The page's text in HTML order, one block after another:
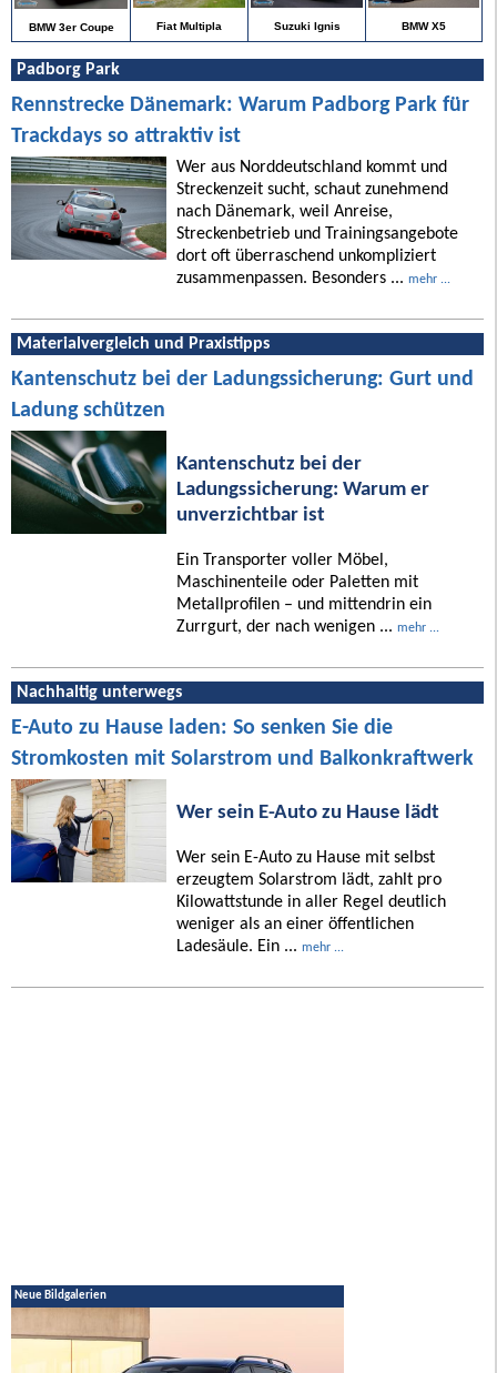
BMW 3er Coupe Fiat Multipla Suzuki Ignis BMW X5
Padborg Park
Rennstrecke Dänemark: Warum Padborg Park für
Trackdays so attraktiv ist
Wer aus Norddeutschland kommt und
Streckenzeit sucht, schaut zunehmend
nach Dänemark, weil Anreise,
Streckenbetrieb und Trainingsangebote
dort oft überraschend unkompliziert
zusammenpassen. Besonders ... mehr ...
Materialvergleich und Praxistipps
Kantenschutz bei der Ladungssicherung: Gurt und
Ladung schützen
Kantenschutz bei der
Ladungssicherung: Warum er
unverzichtbar ist
Ein Transporter voller Möbel,
Maschinenteile oder Paletten mit
Metallprofilen – und mittendrin ein
Zurrgurt, der nach wenigen ... mehr ...
Nachhaltig unterwegs
E-Auto zu Hause laden: So senken Sie die
Stromkosten mit Solarstrom und Balkonkraftwerk
Wer sein E-Auto zu Hause lädt
Wer sein E-Auto zu Hause mit selbst
erzeugtem Solarstrom lädt, zahlt pro
Kilowattstunde in aller Regel deutlich
weniger als an einer öffentlichen
Ladesäule. Ein ... mehr ...
Neue Bildgalerien